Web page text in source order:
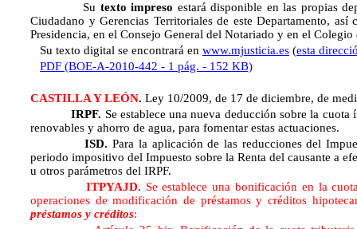
Su texto impreso estará disponible en las propias
Ciudadano y Gerencias Territoriales de este Departamento,
Presidencia, en el Consejo General del Notariado y en el Colegio
Su texto digital se encontrará en www.mjusticia.es (esta
PDF (BOE-A-2010-442 - 1 pág. - 152 KB)
CASTILLA Y LEÓN. Ley 10/2009, de 17 de diciembre, de
IRPF. Se establece una nueva deducción sobre la
renovables y ahorro de agua, para fomentar estas actuaciones.
ISD. Para la aplicación de las reducciones del
periodo impositivo del Impuesto sobre la Renta del causante a
u otros parámetros del IRPF.
ITPYAJD. Se establece una bonificación en la
operaciones de modificación de préstamos y créditos
préstamos y créditos: